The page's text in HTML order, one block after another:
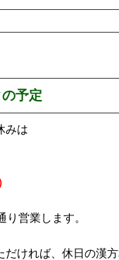
予定
みは
営業します。
だければ、休日の漢